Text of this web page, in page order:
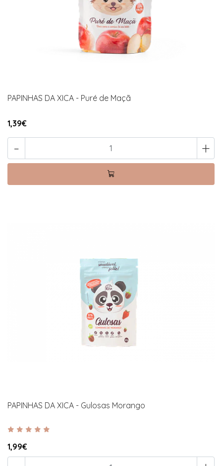
PAPINHAS DA XICA - Puré de Maçã
1,39€
- +
PAPINHAS DA XICA - Gulosas Morango
1,99€